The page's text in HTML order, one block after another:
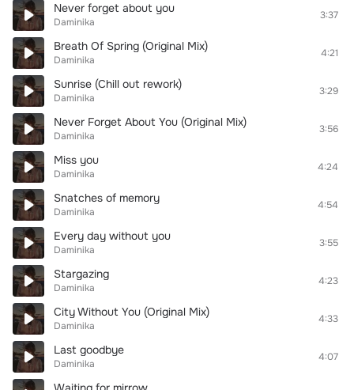
Never forget about you
Daminika
3:37
Breath Of Spring (Original Mix)
Daminika
4:21
Sunrise (Chill out rework)
Daminika
3:29
Never Forget About You (Original Mix)
Daminika
3:56
Miss you
Daminika
4:24
Snatches of memory
Daminika
4:54
Every day without you
Daminika
3:55
Stargazing
Daminika
4:23
City Without You (Original Mix)
Daminika
4:33
Last goodbye
Daminika
4:07